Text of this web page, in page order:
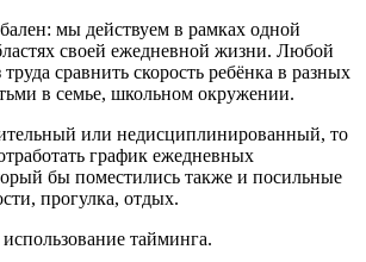
мы действуем в рамках одной
своей ежедневной жизни. Любой
сравнить скорость ребёнка в разных
в семье, школьном окружении.
или недисциплинированный, то
график ежедневных
бы поместились также и посильные
прогулка, отдых.
тайминга.